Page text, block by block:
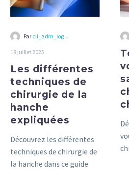
la
hanche
Par cli_adm_log -
18 juillet 2023
Les différentes
techniques de
chirurgie de la
hanche
expliquées
Découvrez les différentes
techniques de chirurgie de
la hanche dans ce guide